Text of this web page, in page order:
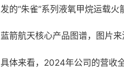
发的“朱雀”系列液氧甲烷运载
蓝箭航天核心产品图谱，图片
具体来看，2024年公司的营收